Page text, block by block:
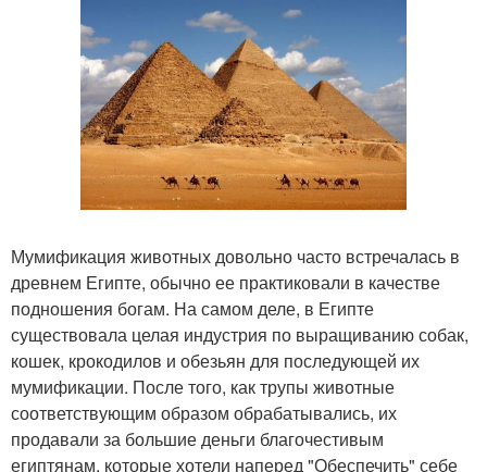
Мумификация животных довольно часто встречалась в
древнем Египте, обычно ее практиковали в качестве
подношения богам. На самом деле, в Египте
существовала целая индустрия по выращиванию собак,
кошек, крокодилов и обезьян для последующей их
мумификации. После того, как трупы животные
соответствующим образом обрабатывались, их
продавали за большие деньги благочестивым
египтянам, которые хотели наперед "Обеспечить" себе